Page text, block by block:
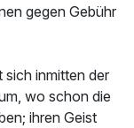
gegen Gebühr
sich inmitten der
wo schon die
ihren Geist